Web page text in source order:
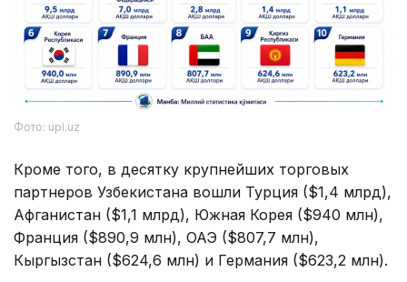
Фото: upl.uz
Кроме того, в десятку крупнейших торговых
партнеров Узбекистана вошли Турция ($1,4 млрд),
Афганистан ($1,1 млрд), Южная Корея ($940 млн),
Франция ($890,9 млн), ОАЭ ($807,7 млн),
Кыргызстан ($624,6 млн) и Германия ($623,2 млн).